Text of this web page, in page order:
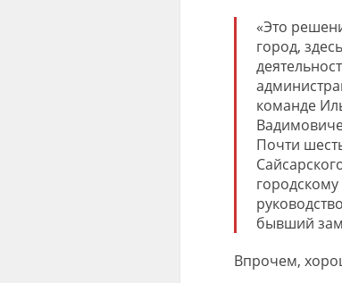
«Это
город,
команде
Почти
бывший
Впрочем,